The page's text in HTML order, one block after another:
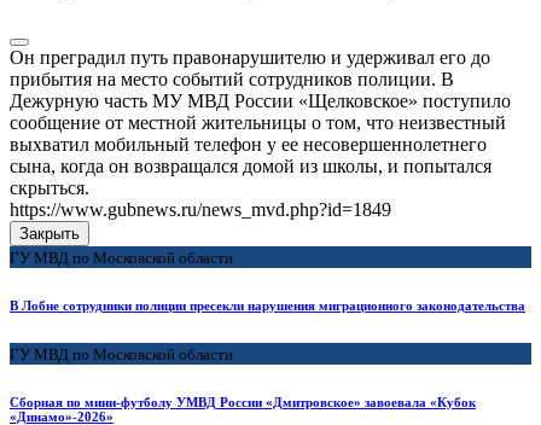
Он преградил путь правонарушителю и удерживал его до
прибытия на место событий сотрудников полиции. В
Дежурную часть МУ МВД России «Щелковское» поступило
сообщение от местной жительницы о том, что неизвестный
выхватил мобильный телефон у ее несовершеннолетнего
сына, когда он возвращался домой из школы, и попытался
скрыться.
https://www.gubnews.ru/news_mvd.php?id=1849
Закрыть
ГУ МВД по Московской области
В Лобне сотрудники полиции пресекли нарушения миграционного законодательства
ГУ МВД по Московской области
Сборная по мини-футболу УМВД России «Дмитровское» завоевала «Кубок
«Динамо»-2026»